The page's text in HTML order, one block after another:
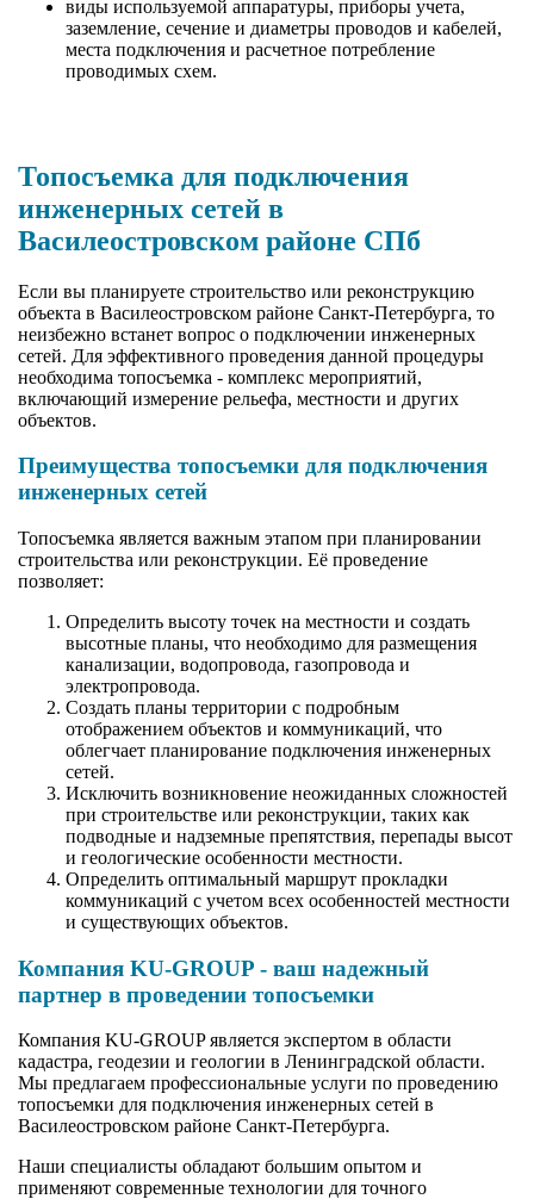
виды используемой аппаратуры, приборы учета,
заземление, сечение и диаметры проводов и кабелей,
места подключения и расчетное потребление
проводимых схем.
Топосъемка для подключения
инженерных сетей в
Василеостровском районе СПб
Если вы планируете строительство или реконструкцию
объекта в Василеостровском районе Санкт-Петербурга, то
неизбежно встанет вопрос о подключении инженерных
сетей. Для эффективного проведения данной процедуры
необходима топосъемка - комплекс мероприятий,
включающий измерение рельефа, местности и других
объектов.
Преимущества топосъемки для подключения
инженерных сетей
Топосъемка является важным этапом при планировании
строительства или реконструкции. Её проведение
позволяет:
Определить высоту точек на местности и создать
высотные планы, что необходимо для размещения
канализации, водопровода, газопровода и
электропровода.
Создать планы территории с подробным
отображением объектов и коммуникаций, что
облегчает планирование подключения инженерных
сетей.
Исключить возникновение неожиданных сложностей
при строительстве или реконструкции, таких как
подводные и надземные препятствия, перепады высот
и геологические особенности местности.
Определить оптимальный маршрут прокладки
коммуникаций с учетом всех особенностей местности
и существующих объектов.
Компания KU-GROUP - ваш надежный
партнер в проведении топосъемки
Компания KU-GROUP является экспертом в области
кадастра, геодезии и геологии в Ленинградской области.
Мы предлагаем профессиональные услуги по проведению
топосъемки для подключения инженерных сетей в
Василеостровском районе Санкт-Петербурга.
Наши специалисты обладают большим опытом и
применяют современные технологии для точного